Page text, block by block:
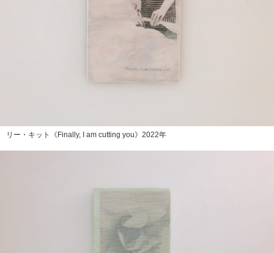
リー・キット《Finally, I am cutting you》2022年